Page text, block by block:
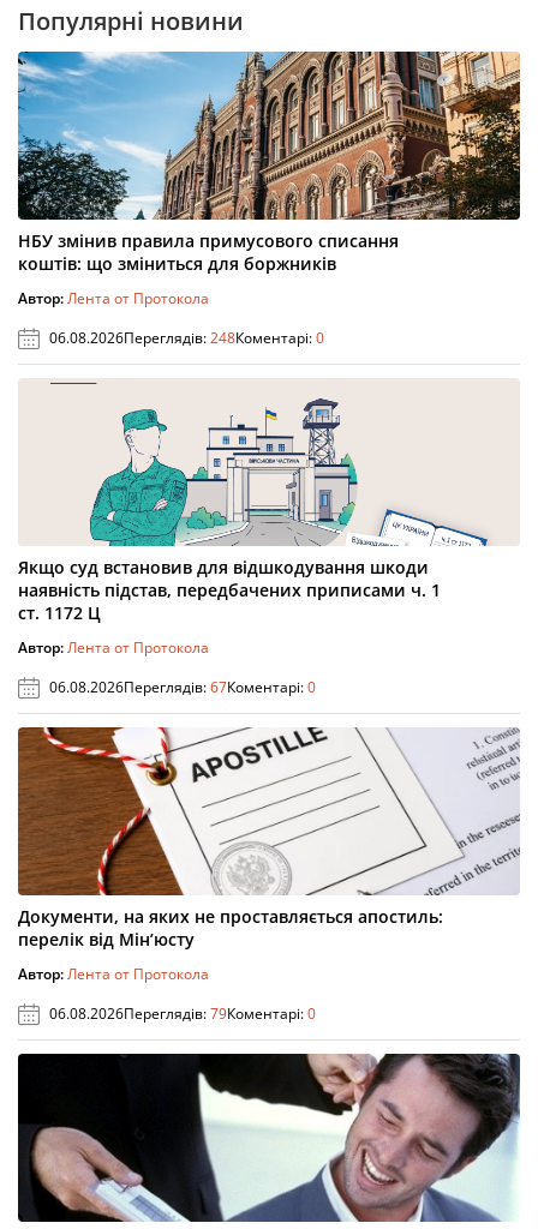
Популярні новини
НБУ змінив правила примусового списання
коштів: що зміниться для боржників
Автор:Лента от Протокола
06.08.2026Переглядів:248Коментарі:0
Якщо суд встановив для відшкодування шкоди
наявність підстав, передбачених приписами ч. 1
ст. 1172 Ц
Автор:Лента от Протокола
06.08.2026Переглядів:67Коментарі:0
Документи, на яких не проставляється апостиль:
перелік від Мін’юсту
Автор:Лента от Протокола
06.08.2026Переглядів:79Коментарі:0